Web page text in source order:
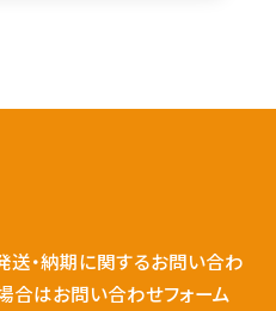
送・納期に関するお問い合わ
合はお問い合わせフォーム